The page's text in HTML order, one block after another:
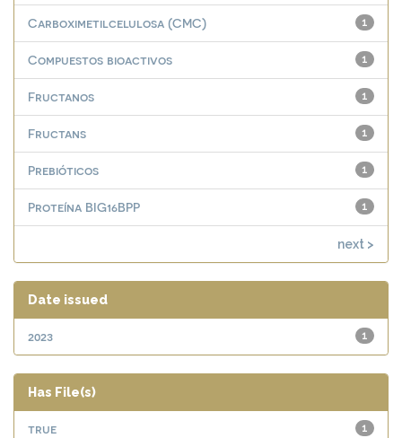
1
Carboximetilcelulosa (CMC)
1
Compuestos bioactivos
1
Fructanos
1
Fructans
1
Prebióticos
1
Proteína BIG16BPP
next >
Date issued
1
2023
Has File(s)
1
true